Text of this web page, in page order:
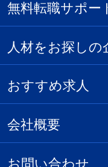
無料転職サポー
人材をお探しの
おすすめ求人
会社概要
お問い合わせ